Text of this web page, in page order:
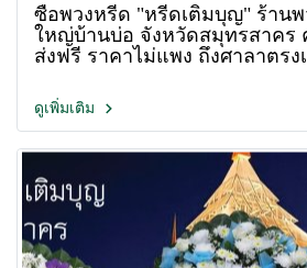
ซื้อพวงหรีด "หรีดเติมบุญ" ร้านพ
ใหญ่บ้านบ่อ จังหวัดสมุทรสาคร
ส่งฟรี ราคาไม่แพง ถึงศาลาตรง
ดูเพิ่มเติม